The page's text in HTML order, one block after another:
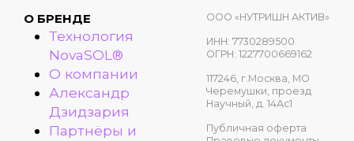
О БРЕНДЕ
Технология
NovaSOL®
О компании
Александр
Дзидзария
Партнёры и
ООО «НУТРИШН АКТИВ»
ИНН: 7730289500
ОГРН: 1227700669162
117246, г.Москва, МО
Черемушки, проезд
Научный, д. 14Ас1
Публичная оферта